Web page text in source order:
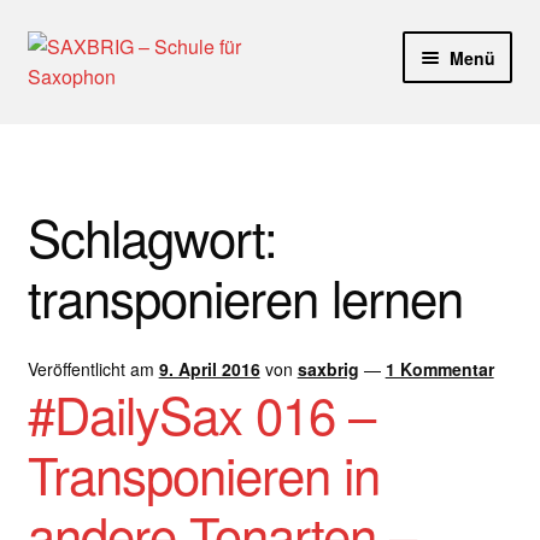
Zur
Navigation
Zum
Inhalt
Menü
Aktuelle Blog Artikel
ANMELDUNG
Dankeschön – Impro Basic Downloads (Youtube)
Datenschutz
Schlagwort:
transponieren lernen
Veröffentlicht am 9. April 2016 von saxbrig — 1 Kommentar
#DailySax 016 –
Transponieren in